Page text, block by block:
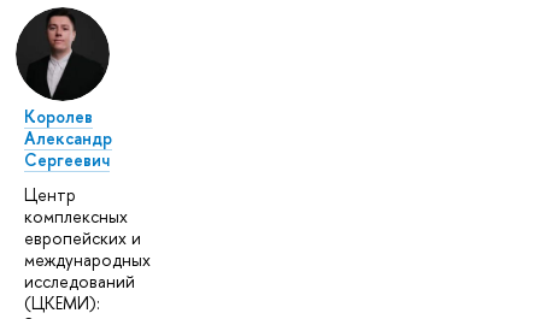
Королев
Александр
Сергеевич
Центр
комплексных
европейских и
международных
исследований
(ЦКЕМИ):